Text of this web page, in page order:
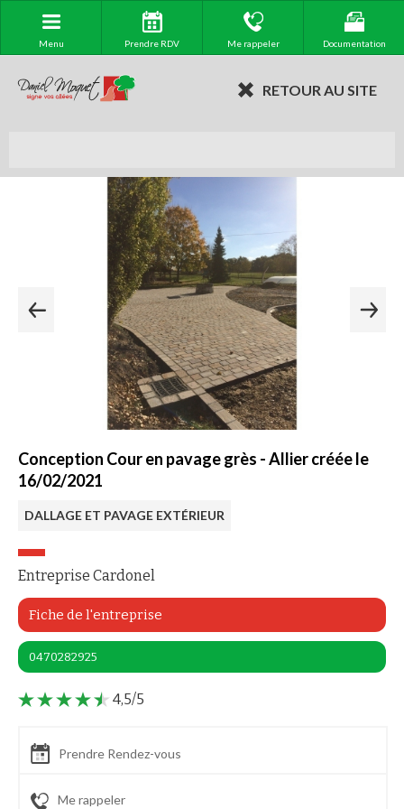
Menu Prendre RDV Me rappeler Documentation
RETOUR AU SITE
Conception Cour en pavage grès - Allier créée le
16/02/2021
DALLAGE ET PAVAGE EXTÉRIEUR
Entreprise Cardonel
Fiche de l'entreprise
0470282925
4,5/5
Prendre Rendez-vous
Me rappeler